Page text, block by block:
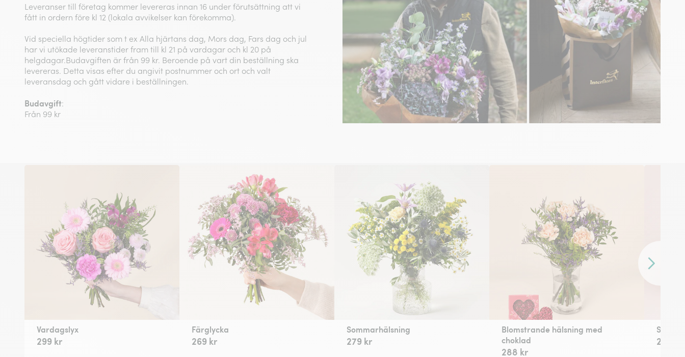
Leveranser till företag kommer levereras innan 16 under förutsättning att vi
fått in ordern före kl 12 (lokala avvikelser kan förekomma).
Vid speciella högtider som t ex Alla hjärtans dag, Mors dag, Fars dag och jul
har vi utökade leveranstider fram till kl 21 på vardagar och kl 20 på
helgdagar.Budavgiften är från 99 kr. Beroende på vart din beställning ska
levereras. Detta visas efter du angivit postnummer och ort och valt
leveransdag och gått vidare i beställningen.
Budavgift:
Från 99 kr
Framåt
Vardagslyx
299 kr
Färglycka
269 kr
Sommarhälsning
279 kr
Blomstrande hälsning med
choklad
288 kr
269 kr